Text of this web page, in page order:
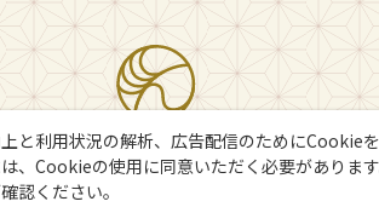
と利用状況の解析、広告配信のためにCookieを
、Cookieの使用に同意いただく必要があります
認ください。